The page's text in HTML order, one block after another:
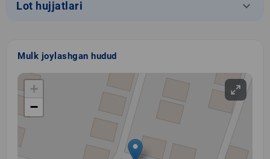
Lot hujjatlari keyboard_arrow_down
Mulk joylashgan hudud
+
−